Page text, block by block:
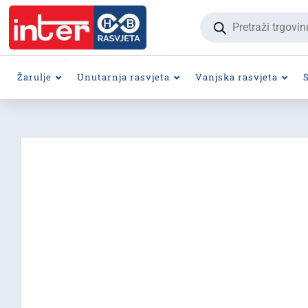
Products
search
Žarulje Unutarnja rasvjeta Vanjska rasvjeta